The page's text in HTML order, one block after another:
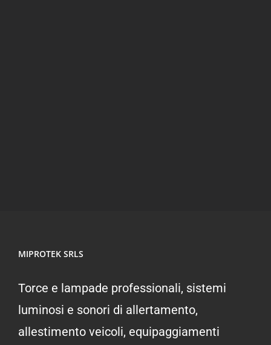
MIPROTEK SRLS
Torce e lampade professionali, sistemi
luminosi e sonori di allertamento,
allestimento veicoli, equipaggiamenti